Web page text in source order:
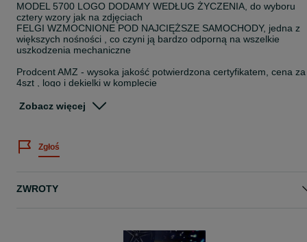
MODEL 5700 LOGO DODAMY WEDŁUG ŻYCZENIA, do wyboru
cztery wzory jak na zdjęciach
FELGI WZMOCNIONE POD NAJCIĘŻSZE SAMOCHODY, jedna z
większych nośności , co czyni ją bardzo odporną na wszelkie
uszkodzenia mechaniczne
Prodcent AMZ - wysoka jakość potwierdzona certyfikatem, cena za
4szt , logo i dekielki w komplecie
Rozstaw szpilek 5X114,3
Osadzenie (ET) 40 lub 48
CHRYSLER: SEBRING Cabrio III - , VOYAGER III (RG) -
Zobacz więcej
Zgłoś
ZWROTY